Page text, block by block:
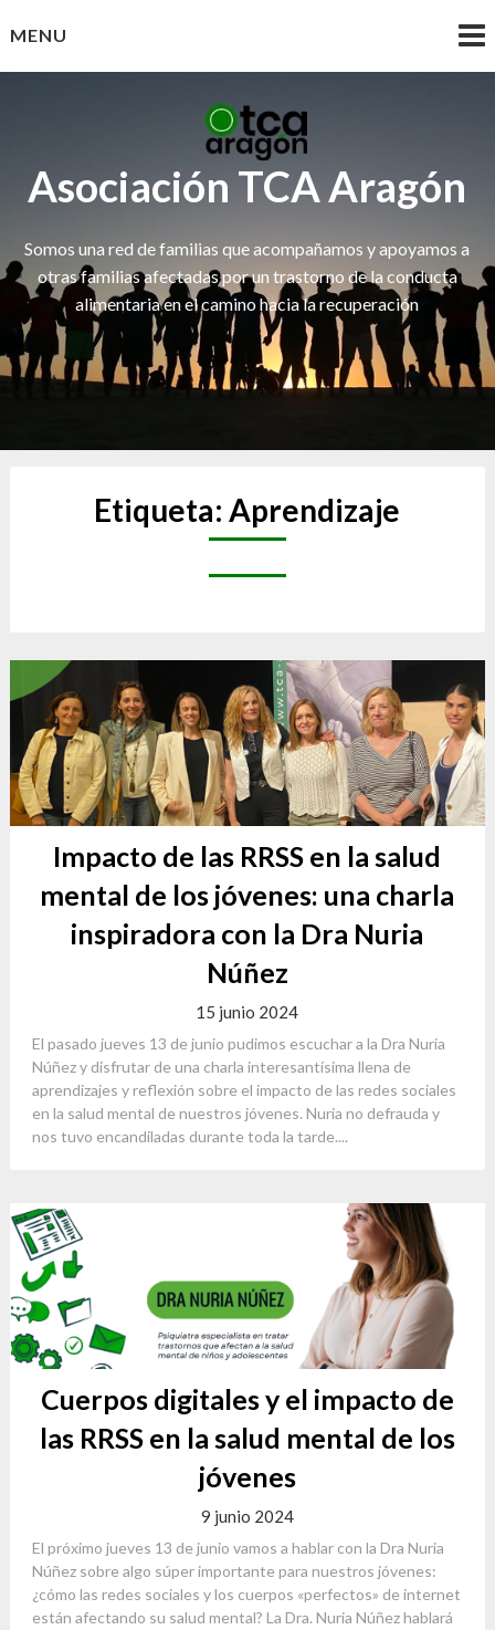
toMENU
Asociación TCA Aragón
Somos una red de familias que acompañamos y apoyamos a
otras familias afectadas por un trastorno de la conducta
alimentaria en el camino hacia la recuperación
Etiqueta:Aprendizaje
Impacto de las RRSS en la salud
mental de los jóvenes: una charla
inspiradora con la Dra Nuria
Núñez
15 junio 2024
El pasado jueves 13 de junio pudimos escuchar a la Dra Nuria
Núñez y disfrutar de una charla interesantísima llena de
aprendizajes y reflexión sobre el impacto de las redes sociales
en la salud mental de nuestros jóvenes. Nuria no defrauda y
nos tuvo encandiladas durante toda la tarde....
Cuerpos digitales y el impacto de
las RRSS en la salud mental de los
jóvenes
9 junio 2024
El próximo jueves 13 de junio vamos a hablar con la Dra Nuria
Núñez sobre algo súper importante para nuestros jóvenes:
¿cómo las redes sociales y los cuerpos «perfectos» de internet
están afectando su salud mental? La Dra. Nuria Núñez hablará